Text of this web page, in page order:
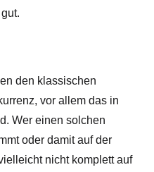
den klassischen
vor allem das in
Wer einen solchen
oder damit auf der
nicht komplett auf